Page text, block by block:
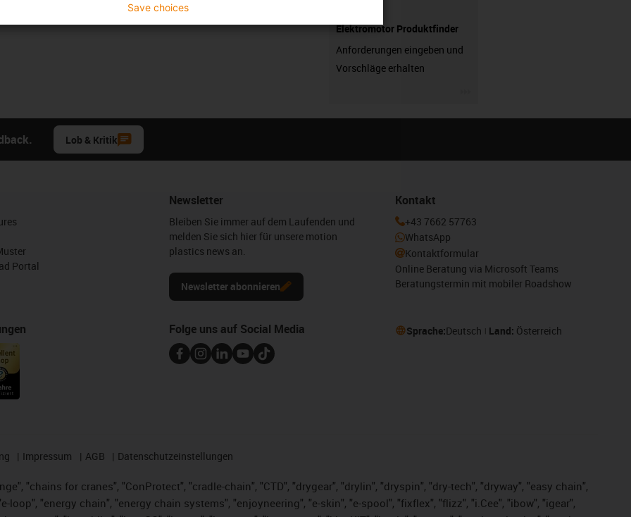
Elektromotor Produktfinder
Anforderungen eingeben und
Vorschläge erhalten
Lob & Kritik
Portal
Newsletter
Bleiben Sie immer auf dem Laufenden und
melden Sie sich hier für unsere motion
plastics news an.
Newsletter abonnieren
Kontakt
+43 7662 57763
WhatsApp
Kontaktformular
Online Beratung via Microsoft Teams
Beratungstermin mit mobiler Roadshow
Folge uns auf Social Media Sprache:Deutsch Land: Österreich
Impressum AGB Datenschutzeinstellungen
"chains for cranes", "ConProtect", "cradle-chain", "CTD", "drygear", "drylin", "dryspin", "dry-tech", "dryway", "easy chain",
loop", "energy chain", "energy chain systems", "enjoyneering", "e-skin", "e-spool", "fixflex", "flizz", "i.Cee", "ibow", "igear",
Save choices